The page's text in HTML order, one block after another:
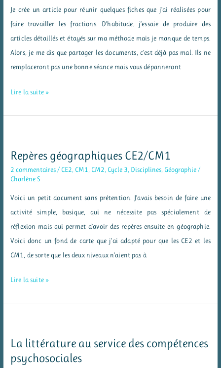
CE2
Je crée un article pour réunir quelques fiches que j’ai réalisées pour
faire travailler les fractions. D’habitude, j’essaie de produire des
articles détaillés et étayés sur ma méthode mais je manque de temps.
Alors, je me dis que partager les documents, c’est déjà pas mal. Ils ne
remplaceront pas une bonne séance mais vous dépanneront
Des
fractions
CM
Lire la suite »
Repères géographiques CE2/CM1
2 commentaires/ CE2, CM1, CM2, Cycle 3, Disciplines, Géographie/
Charlène S
Voici un petit document sans prétention. J’avais besoin de faire une
activité simple, basique, qui ne nécessite pas spécialement de
réflexion mais qui permet d’avoir des repères ensuite en géographie.
Voici donc un fond de carte que j’ai adapté pour que les CE2 et les
CM1, de sorte que les deux niveaux n’aient pas à
Repères
Lire la suite »
La littérature au service des compétences
psychosociales